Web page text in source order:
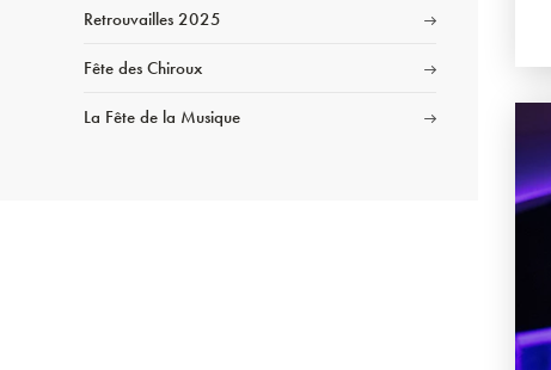
Retrouvailles 2025
Fête des Chiroux
La Fête de la Musique